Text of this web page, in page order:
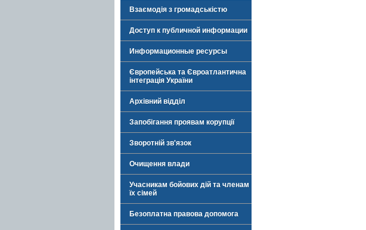
Взаємодія з громадськістю
Доступ к публичной информации
Информационные ресурсы
Європейська та Євроатлантична
інтеграція України
Архівний відділ
Запобігання проявам корупції
Зворотній зв'язок
Очищення влади
Учасникам бойових дій та членам
їх сімей
Безоплатна правова допомога